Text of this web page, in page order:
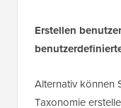
Erstellen
Alternativ können
Taxonomie